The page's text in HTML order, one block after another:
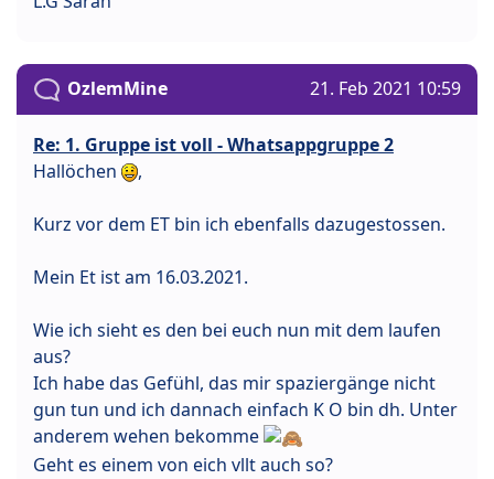
OzlemMine 21. Feb 2021 10:59
Re: 1. Gruppe ist voll - Whatsappgruppe 2
Hallöchen
,
Kurz vor dem ET bin ich ebenfalls dazugestossen.
Mein Et ist am 16.03.2021.
Wie ich sieht es den bei euch nun mit dem laufen
aus?
Ich habe das Gefühl, das mir spaziergänge nicht
gun tun und ich dannach einfach K O bin dh. Unter
anderem wehen bekomme
Geht es einem von eich vllt auch so?